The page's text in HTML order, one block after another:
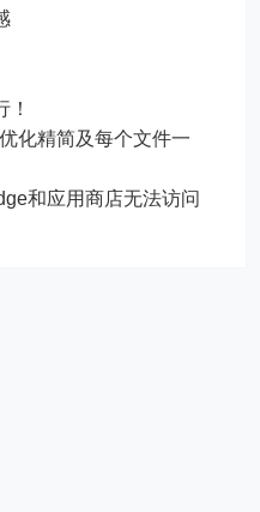
化精简及每个文件一
和应用商店无法访问